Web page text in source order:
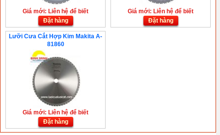
Giá mới: Liên hệ để biết
Đặt hàng
Giá mới: Liên hệ để biết
Đặt hàng
Lưỡi Cưa Cắt Hợp Kim Makita A-
81860
Giá mới: Liên hệ để biết
Đặt hàng